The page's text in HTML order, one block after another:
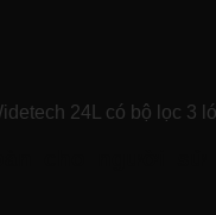
24L có bộ lọc 3